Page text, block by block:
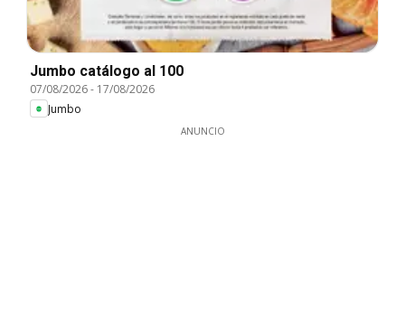
Jumbo catálogo al 100
07/08/2026- 17/08/2026
Jumbo
ANUNCIO